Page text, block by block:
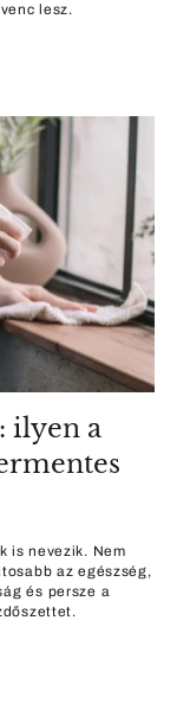
lesz.
ilyen a
is nevezik. Nem
az egészség,
és persze a